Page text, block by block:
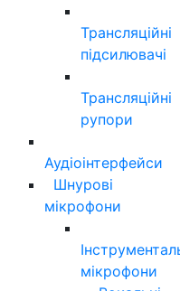
Трансляційні
підсилювачі
Трансляційні
рупори
Аудіоінтерфейси
Шнурові
мікрофони
мікрофони